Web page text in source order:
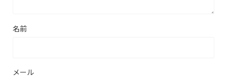
名前
メール